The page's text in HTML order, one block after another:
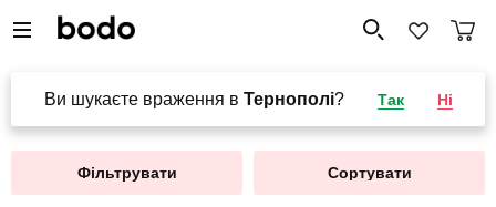
Ви шукаєте враження в Тернополі? Так Ні
Фільтрувати Сортувати